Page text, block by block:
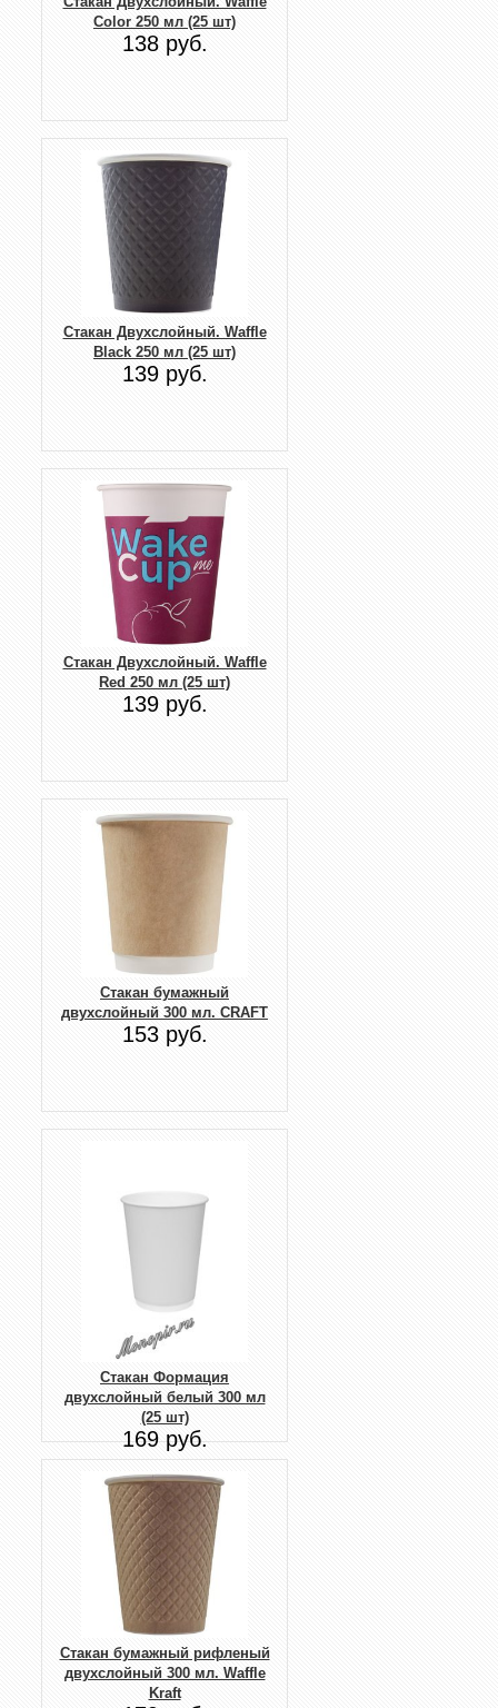
Color 250 мл (25 шт)
138 руб.
Стакан Двухслойный. Waffle
Black 250 мл (25 шт)
139 руб.
Стакан Двухслойный. Waffle
Red 250 мл (25 шт)
139 руб.
Стакан бумажный
двухслойный 300 мл. CRAFT
153 руб.
Стакан Формация
двухслойный белый 300 мл
(25 шт)
169 руб.
Стакан бумажный рифленый
двухслойный 300 мл. Waffle
Kraft